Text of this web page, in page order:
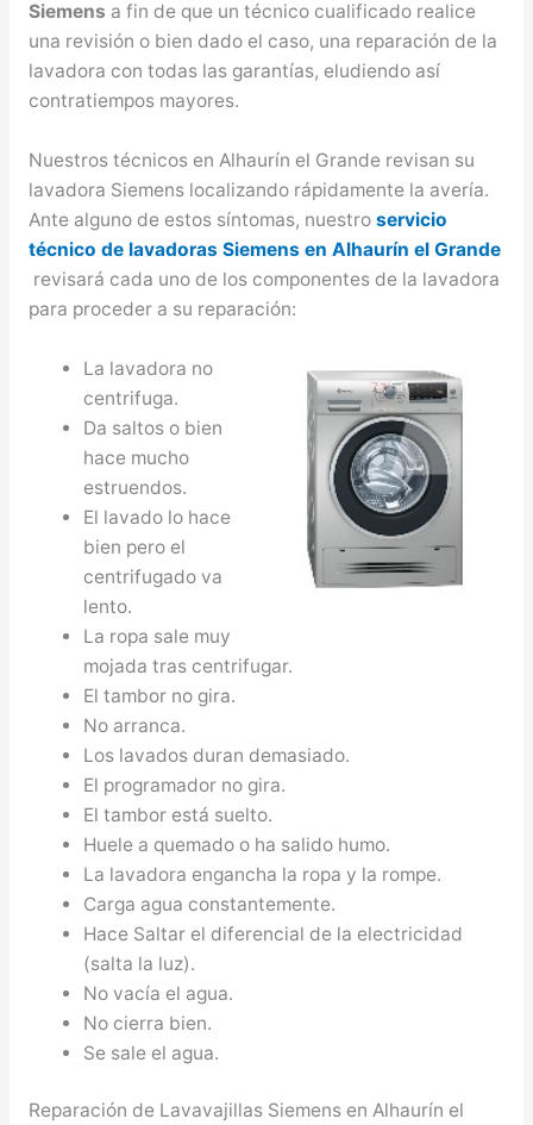
Siemens a fin de que un técnico cualificado realice
una revisión o bien dado el caso, una reparación de la
lavadora con todas las garantías, eludiendo así
contratiempos mayores.
Nuestros técnicos en Alhaurín el Grande revisan su
lavadora Siemens localizando rápidamente la avería.
Ante alguno de estos síntomas, nuestro servicio
técnico de lavadoras Siemens en Alhaurín el Grande
revisará cada uno de los componentes de la lavadora
para proceder a su reparación:
La lavadora no
centrifuga.
Da saltos o bien
hace mucho
estruendos.
El lavado lo hace
bien pero el
centrifugado va
lento.
La ropa sale muy
mojada tras centrifugar.
El tambor no gira.
No arranca.
Los lavados duran demasiado.
El programador no gira.
El tambor está suelto.
Huele a quemado o ha salido humo.
La lavadora engancha la ropa y la rompe.
Carga agua constantemente.
Hace Saltar el diferencial de la electricidad
(salta la luz).
No vacía el agua.
No cierra bien.
Se sale el agua.
Reparación de Lavavajillas Siemens en Alhaurín el